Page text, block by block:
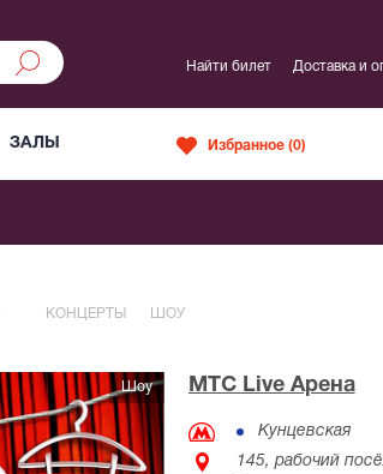
ЗАЛЫ
Найти билет Доставка и
Избранное (0)
КОНЦЕРТЫ ШОУ
Шоу МТС Live Арена
Кунцевская
145, рабочий